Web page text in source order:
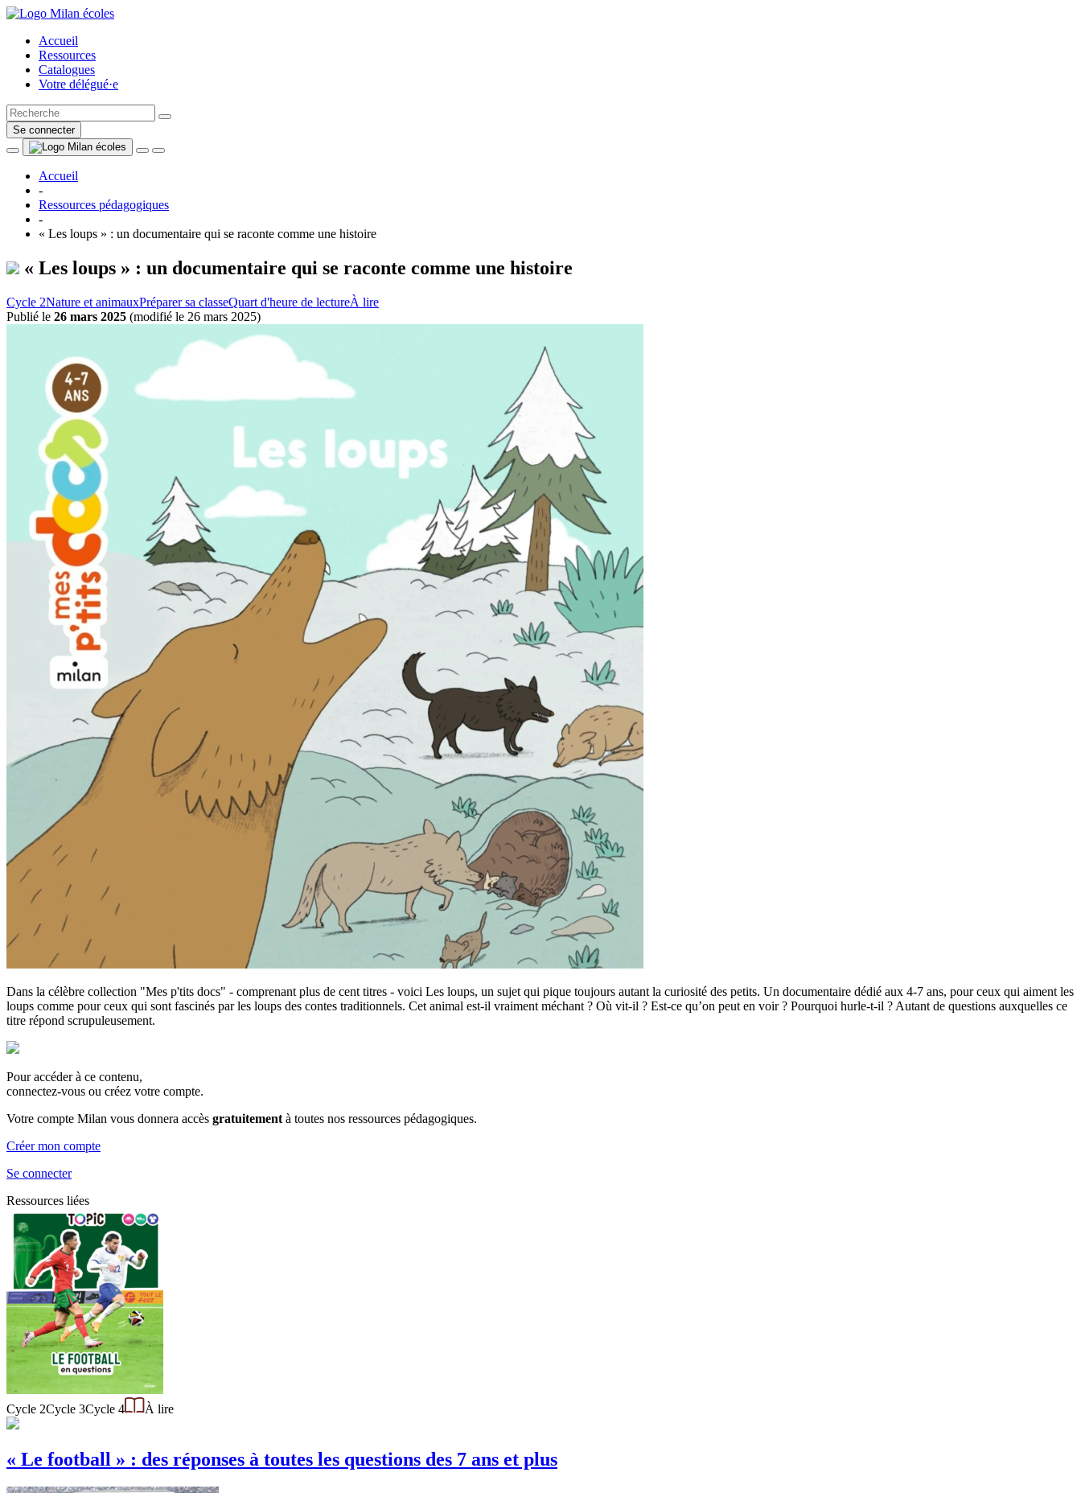
Accueil
Ressources
Catalogues
Votre délégué·e
Se connecter
Accueil
-
Ressources pédagogiques
-
« Les loups » : un documentaire qui se raconte comme une histoire
« Les loups » : un documentaire qui se raconte comme une histoire
Cycle 2Nature et animauxPréparer sa classeQuart d'heure de lectureÀ lire
Publié le 26 mars 2025 (modifié le 26 mars 2025)
Dans la célèbre collection "Mes p'tits docs" - comprenant plus de cent titres - voici Les loups, un sujet qui pique toujours autant la curiosité des petits. Un documentaire dédié aux 4-7 ans, pour ceux qui aiment les
loups comme pour ceux qui sont fascinés par les loups des contes traditionnels. Cet animal est-il vraiment méchant ? Où vit-il ? Est-ce qu’on peut en voir ? Pourquoi hurle-t-il ? Autant de questions auxquelles ce
titre répond scrupuleusement.
Pour accéder à ce contenu,
connectez-vous ou créez votre compte.
Votre compte Milan vous donnera accès gratuitement à toutes nos ressources pédagogiques.
Créer mon compte
Se connecter
Ressources liées
Cycle 2Cycle 3Cycle 4 À lire
« Le football » : des réponses à toutes les questions des 7 ans et plus